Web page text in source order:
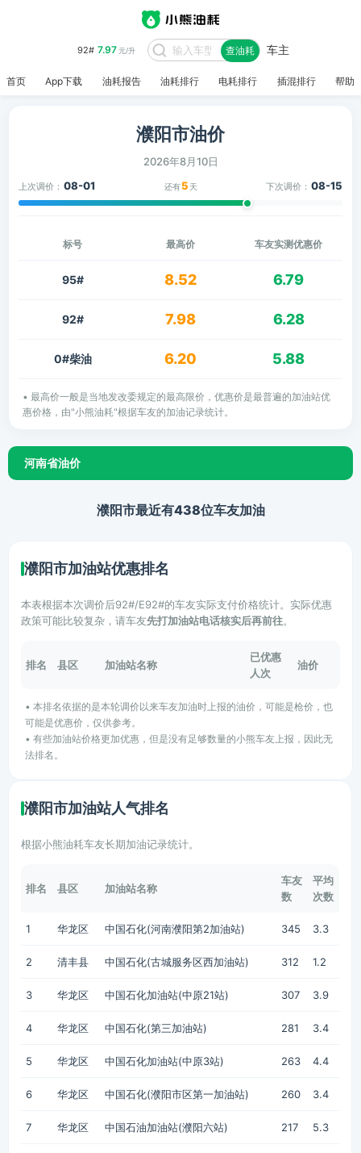
92# 7.97元/升 查油耗 车主
首页 App下载 油耗报告 油耗排行 电耗排行 插混排行 帮助
濮阳市油价
2026年8月10日
上次调价： 08-01 还有5 天 下次调价： 08-15
标号 最高价 车友实测优惠价
95# 8.52 6.79
92# 7.98 6.28
0#柴油 6.20 5.88
• 最高价一般是当地发改委规定的最高限价，优惠价是最普遍的加油站优
惠价格，由"小熊油耗"根据车友的加油记录统计。
河南省油价
濮阳市最近有438位车友加油
濮阳市加油站优惠排名
本表根据本次调价后92#/E92#的车友实际支付价格统计。实际优惠
政策可能比较复杂，请车友先打加油站电话核实后再前往。
排名 县区 加油站名称
已优惠
人次
油价
• 本排名依据的是本轮调价以来车友加油时上报的油价，可能是枪价，也
可能是优惠价，仅供参考。
• 有些加油站价格更加优惠，但是没有足够数量的小熊车友上报，因此无
法排名。
濮阳市加油站人气排名
根据小熊油耗车友长期加油记录统计。
排名 县区 加油站名称
车友
数
平均
次数
1 华龙区 中国石化(河南濮阳第2加油站) 345 3.3
2 清丰县 中国石化(古城服务区西加油站) 312 1.2
3 华龙区 中国石化加油站(中原21站) 307 3.9
4 华龙区 中国石化(第三加油站) 281 3.4
5 华龙区 中国石化加油站(中原3站) 263 4.4
6 华龙区 中国石化(濮阳市区第一加油站) 260 3.4
7 华龙区 中国石油加油站(濮阳六站) 217 5.3